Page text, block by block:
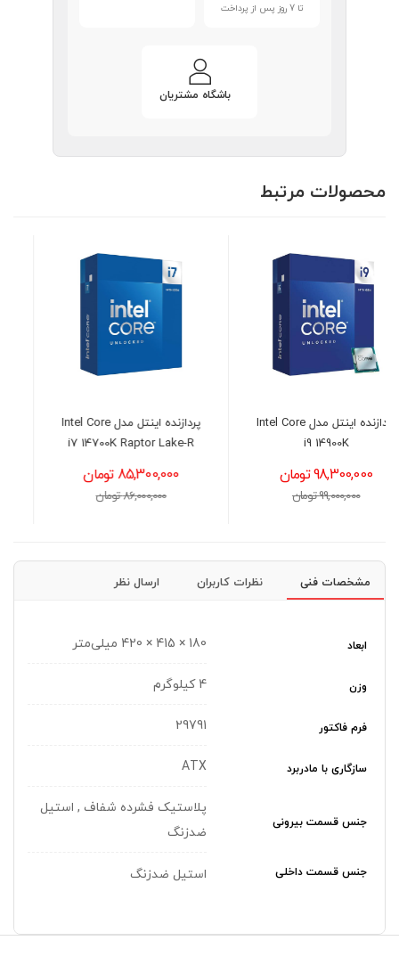
تا 7 روز پس از پرداخت
باشگاه مشتریان
محصولات مرتبط
i7 14700K Raptor Lake-R
85,300,000 تومان
86,000,000 تومان
خنک کننده پردازنده اینتل
سوکت 1700
2,850,000 تومان
2,950,000 تومان
مشخصات فنی نظرات کاربران ارسال نظر
ابعاد 180 × 415 × 420 میلی‌متر
وزن 4 کیلوگرم
فرم فاکتور 29791
سازگاری با مادربرد ATX
جنس قسمت بیرونی
پلاستیک فشرده شفاف , استیل
ضدزنگ
جنس قسمت داخلی استیل ضدزنگ